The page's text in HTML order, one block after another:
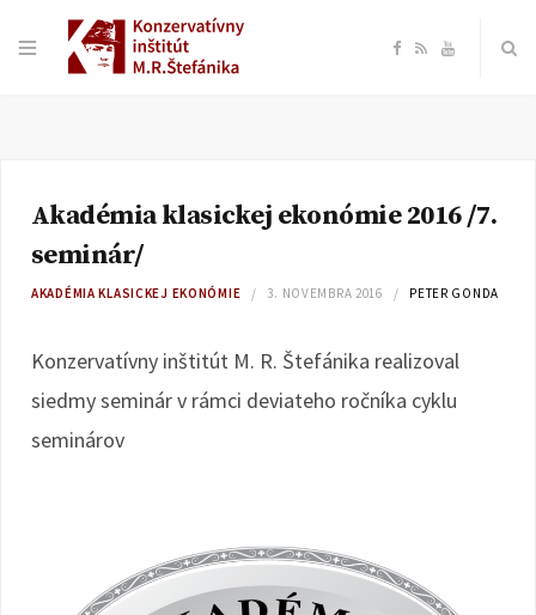
F
e
o
R Y
T
u
e
Akadémia klasickej ekonómie 2016 /7.
seminár/
AKADÉMIA KLASICKEJ EKONÓMIE 3. NOVEMBRA 2016 PETER GONDA
Konzervatívny inštitút M. R. Štefánika realizoval
siedmy seminár v rámci deviateho ročníka cyklu
seminárov